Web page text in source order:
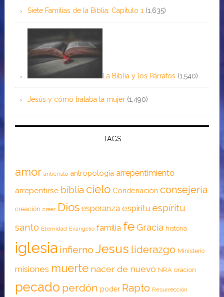
Siete Familias de la Biblia: Capítulo 1 (1,635)
La Biblia y los Párrafos (1,540)
Jesús y cómo trataba la mujer (1,490)
TAGS
amor anticristo antropología arrepentimiento
arrepentirse biblia cielo Condenación consejería
creación creer Dios esperanza espíritu espíritu
santo Eternidad Evangelio familia feGracia historia
iglesia infierno Jesus liderazgo Ministerio
misiones muerte nacer de nuevo NRA oracion
pecado perdón poder Rapto Resurrección